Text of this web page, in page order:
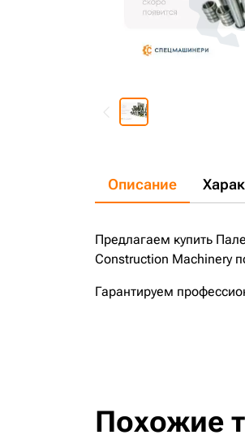
Описание
Предлагаем купить
Construction Machinery
Гарантируем
Похожие